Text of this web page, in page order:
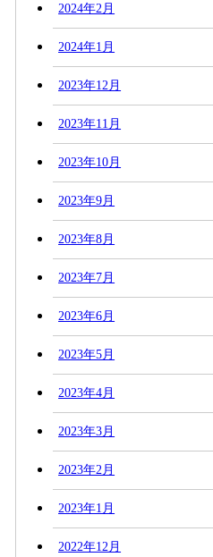
2024年2月
2024年1月
2023年12月
2023年11月
2023年10月
2023年9月
2023年8月
2023年7月
2023年6月
2023年5月
2023年4月
2023年3月
2023年2月
2023年1月
2022年12月